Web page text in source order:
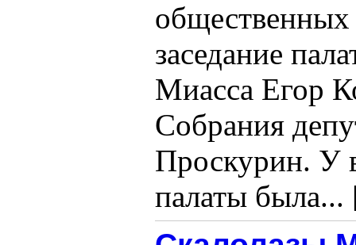
общественных
заседание
Миасса Егор
Собрания
Проскурин. У
палаты была...